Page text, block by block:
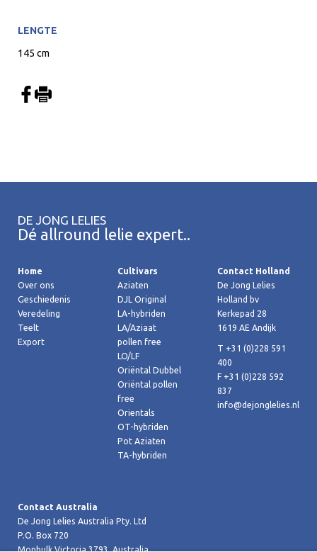
LENGTE
145 cm
DE JONG LELIES
Dé allround lelie expert..
Home
Over ons
Geschiedenis
Veredeling
Teelt
Export
Cultivars
Aziaten
DJL Original
LA-hybriden
LA/Aziaat
pollen free
LO/LF
Oriëntal Dubbel
Oriëntal pollen
free
Orientals
OT-hybriden
Pot Aziaten
TA-hybriden
Contact Holland
De Jong Lelies
Holland bv
Kerkepad 28
1619 AE Andijk
T +31 (0)228 591
400
F +31 (0)228 592
837
info@dejonglelies.nl
Contact Australia
De Jong Lelies Australia Pty. Ltd
P.O. Box 720
Monbulk Victoria 3793, Australia